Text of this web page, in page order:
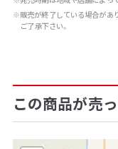
※販売が終了している場合があ
ご了承下さい。
この商品が売